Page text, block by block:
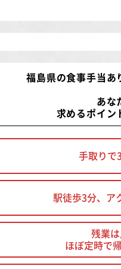
福島県の食事手当あ
あな
求めるポイン
手取りで
駅徒歩3分、ア
残業は
ほぼ定時で